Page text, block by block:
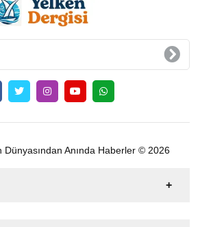
Dünyasından Anında Haberler © 2026